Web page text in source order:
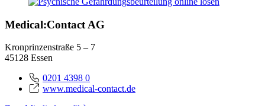
Medical:Contact AG
Kronprinzenstraße 5 – 7
45128 Essen
0201 4398 0
www.medical-contact.de